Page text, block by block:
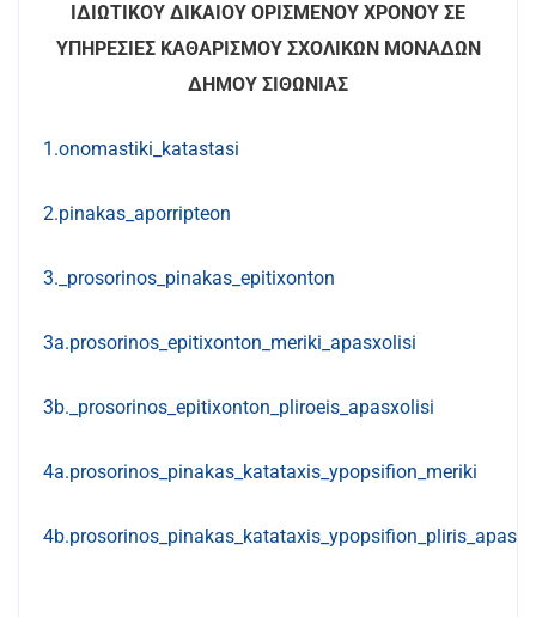
ΙΔΙΩΤΙΚΟΥ ΔΙΚΑΙΟΥ ΟΡΙΣΜΕΝΟΥ ΧΡΟΝΟΥ ΣΕ
ΥΠΗΡΕΣΙΕΣ ΚΑΘΑΡΙΣΜΟΥ ΣΧΟΛΙΚΩΝ ΜΟΝΑΔΩΝ
ΔΗΜΟΥ ΣΙΘΩΝΙΑΣ
1.onomastiki_katastasi
2.pinakas_aporripteon
3._prosorinos_pinakas_epitixonton
3a.prosorinos_epitixonton_meriki_apasxolisi
3b._prosorinos_epitixonton_pliroeis_apasxolisi
4a.prosorinos_pinakas_katataxis_ypopsifion_meriki